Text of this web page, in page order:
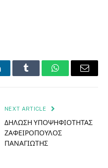
Tumblr WhatsAppEmail
NEXT ARTICLE
ΔΗΛΩΣΗ ΥΠΟΨΗΦΙΟΤΗΤΑΣ
ΖΑΦΕΙΡΟΠΟΥΛΟΣ
ΠΑΝΑΓΙΩΤΗΣ